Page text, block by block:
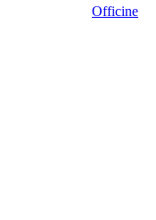
Officine